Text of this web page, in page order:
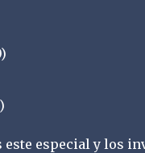
este especial y los